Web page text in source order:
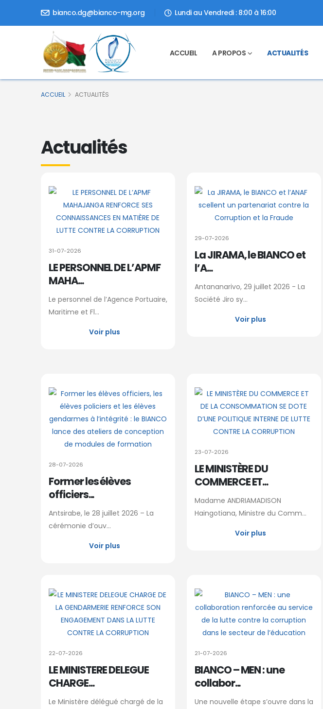
bianco.dg@bianco-mg.org Lundi au Vendredi : 8:00 à 16:00
ACCUEIL A PROPOS ACTUALITÉS
ACCUEIL ACTUALITÉS
Actualités
31-07-2026
LE PERSONNEL DE L’APMF
MAHA...
Le personnel de l’Agence Portuaire,
Maritime et Fl...
Voir plus
29-07-2026
La JIRAMA, le BIANCO et
l’A...
Antananarivo, 29 juillet 2026 - La
Société Jiro sy...
Voir plus
28-07-2026
Former les élèves
officiers...
Antsirabe, le 28 juillet 2026 – La
cérémonie d’ouv...
Voir plus
23-07-2026
LE MINISTÈRE DU
COMMERCE ET...
Madame ANDRIAMADISON
Haingotiana, Ministre du Comm...
Voir plus
22-07-2026
LE MINISTERE DELEGUE
CHARGE...
Le Ministère délégué chargé de la
21-07-2026
BIANCO – MEN : une
collabor...
Une nouvelle étape s’ouvre dans la